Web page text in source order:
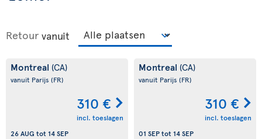
Retour vanuit
Montreal (CA)
vanuit Parijs (FR)
310 €
incl. toeslagen
26 AUG tot 14 SEP
Montreal (CA)
vanuit Parijs (FR)
310 €
incl. toeslagen
01 SEPtot 14 SEP